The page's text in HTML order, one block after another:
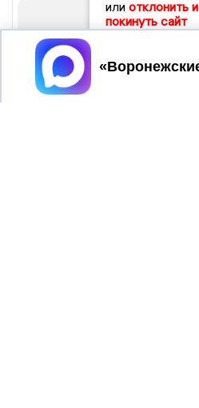
или отклонить и
покинуть сайт
Принять